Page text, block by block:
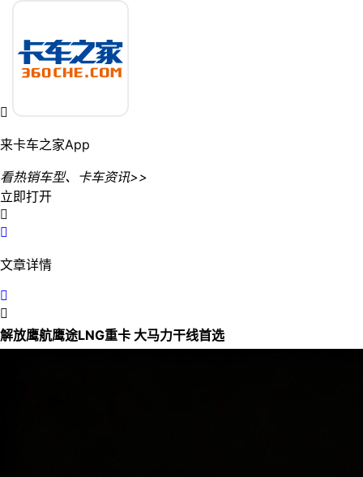

来卡车之家App
看热销车型、卡车资讯>>
立即打开


文章详情


解放鹰航鹰途LNG重卡 大马力干线首选